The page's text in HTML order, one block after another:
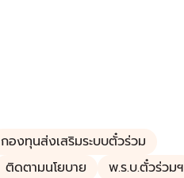
กองทุนส่งเสริมระบบตั๋วร่วม
ติดตามนโยบาย พ.ร.บ.ตั๋วร่วมฯ